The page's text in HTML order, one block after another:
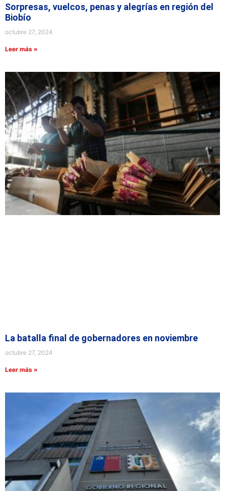
Sorpresas, vuelcos, penas y alegrías en región del
Biobío
octubre 27, 2024
Leer más »
La batalla final de gobernadores en noviembre
octubre 27, 2024
Leer más »